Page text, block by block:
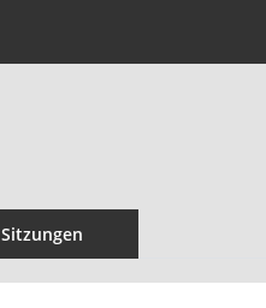
Sitzungen